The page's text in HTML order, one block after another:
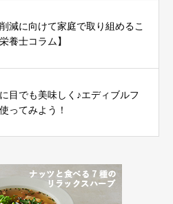
減に向けて家庭で取り組めるこ
養士コラム】
目でも美味しく♪エディブルフ
ってみよう！